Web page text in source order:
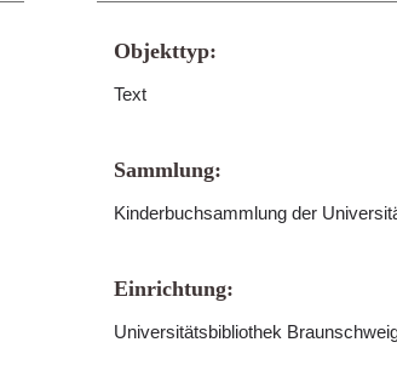
Objekttyp:
Text
Sammlung:
Kinderbuchsammlung der
Einrichtung:
Universitätsbibliothek